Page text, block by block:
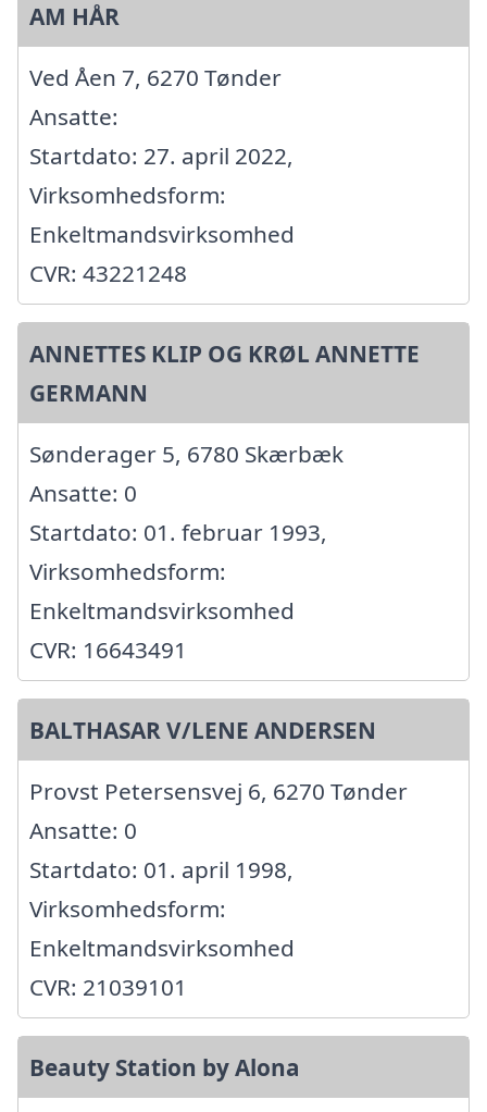
AM HÅR
Ved Åen 7, 6270 Tønder
Ansatte:
Startdato: 27. april 2022,
Virksomhedsform:
Enkeltmandsvirksomhed
CVR: 43221248
ANNETTES KLIP OG KRØL ANNETTE
GERMANN
Sønderager 5, 6780 Skærbæk
Ansatte: 0
Startdato: 01. februar 1993,
Virksomhedsform:
Enkeltmandsvirksomhed
CVR: 16643491
BALTHASAR V/LENE ANDERSEN
Provst Petersensvej 6, 6270 Tønder
Ansatte: 0
Startdato: 01. april 1998,
Virksomhedsform:
Enkeltmandsvirksomhed
CVR: 21039101
Beauty Station by Alona